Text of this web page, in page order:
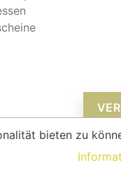
©
bieten zu